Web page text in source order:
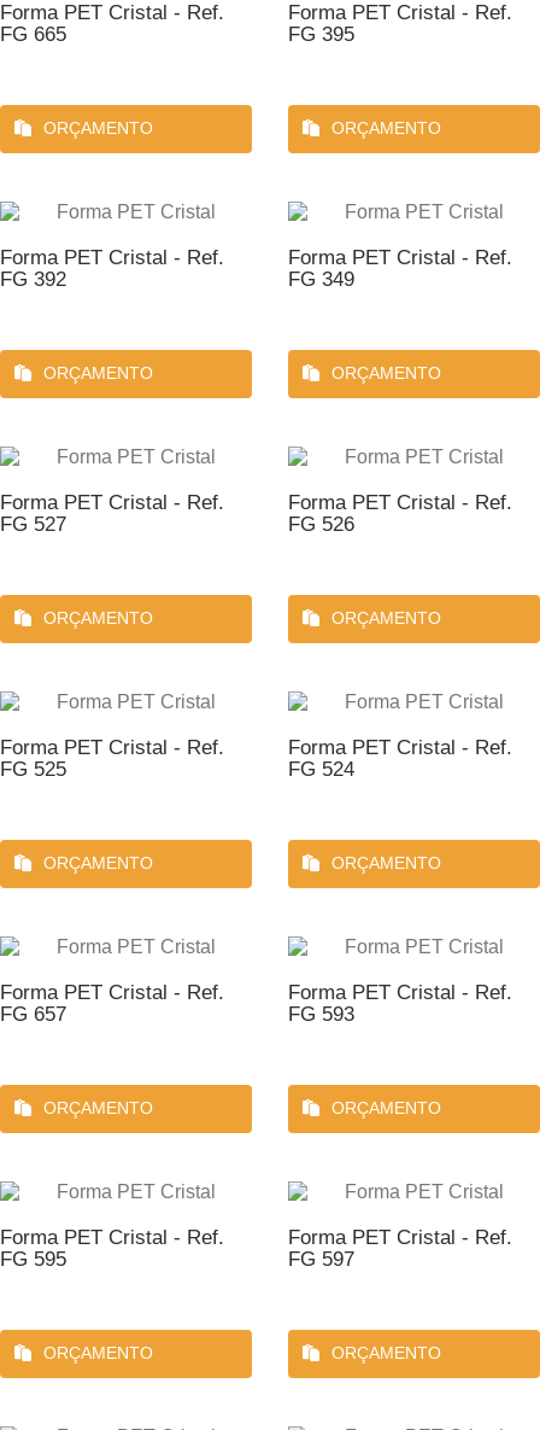
Forma PET Cristal - Ref.
FG 665
ORÇAMENTO
Forma PET Cristal - Ref.
FG 395
ORÇAMENTO
Forma PET Cristal - Ref.
FG 392
ORÇAMENTO
Forma PET Cristal - Ref.
FG 349
ORÇAMENTO
Forma PET Cristal - Ref.
FG 527
ORÇAMENTO
Forma PET Cristal - Ref.
FG 526
ORÇAMENTO
Forma PET Cristal - Ref.
FG 525
ORÇAMENTO
Forma PET Cristal - Ref.
FG 524
ORÇAMENTO
Forma PET Cristal - Ref.
FG 657
ORÇAMENTO
Forma PET Cristal - Ref.
FG 593
ORÇAMENTO
Forma PET Cristal - Ref.
FG 595
ORÇAMENTO
Forma PET Cristal - Ref.
FG 597
ORÇAMENTO